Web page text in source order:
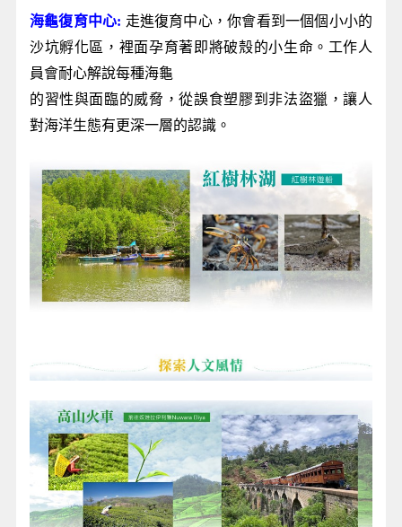
海龜復育中心: 走進復育中心，你會看到一個個小小的
沙坑孵化區，裡面孕育著即將破殼的小生命。工作人
員會耐心解說每種海龜
的習性與面臨的威脅，從誤食塑膠到非法盜獵，讓人
對海洋生態有更深一層的認識。